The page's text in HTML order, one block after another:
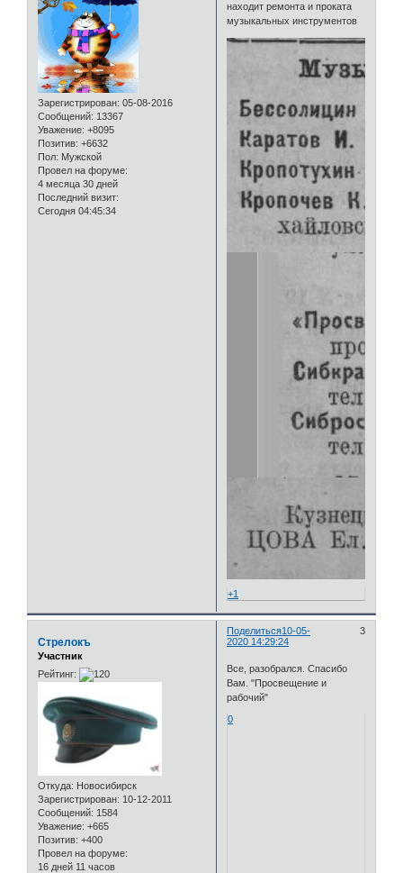
Зарегистрирован: 05-08-2016
Сообщений: 13367
Уважение: +8095
Позитив: +6632
Пол: Мужской
Провел на форуме:
4 месяца 30 дней
Последний визит:
Сегодня 04:45:34
находит ремонта и проката
музыкальных инструментов
+1
Поделиться 3
10-05-
2020 14:29:24
Стрелокъ
Участник
Рейтинг:
Откуда: Новосибирск
Зарегистрирован: 10-12-2011
Сообщений: 1584
Уважение: +665
Позитив: +400
Провел на форуме:
16 дней 11 часов
Все, разобрался. Спасибо
Вам. "Просвещение и
рабочий"
0